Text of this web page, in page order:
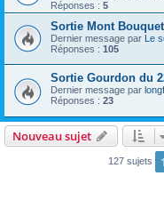
Réponses : 5
Sortie Mont
Dernier message par Le
Réponses : 105
Sortie Gourdon du
Dernier message par
Réponses : 23
Nouveau sujet
127 sujets 1